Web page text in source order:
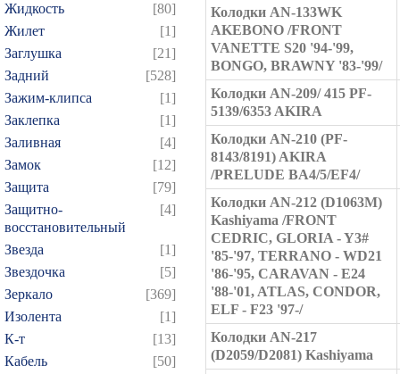
Жидкость
[80]
Жилет
[1]
Заглушка
[21]
Задний
[528]
Зажим-клипса
[1]
Заклепка
[1]
Заливная
[4]
Замок
[12]
Защита
[79]
Защитно-
восстановительный
[4]
Звезда
[1]
Звездочка
[5]
Зеркало
[369]
Изолента
[1]
К-т
[13]
Кабель
[50]
Колодки AN-133WK
AKEBONO /FRONT
VANETTE S20 '94-'99,
BONGO, BRAWNY '83-'99/
Колодки AN-209/ 415 PF-
5139/6353 AKIRA
Колодки AN-210 (PF-
8143/8191) AKIRA
/PRELUDE BA4/5/EF4/
Колодки AN-212 (D1063M)
Kashiyama /FRONT
CEDRIC, GLORIA - Y3#
'85-'97, TERRANO - WD21
'86-'95, CARAVAN - E24
'88-'01, ATLAS, CONDOR,
ELF - F23 '97-/
Колодки AN-217
(D2059/D2081) Kashiyama